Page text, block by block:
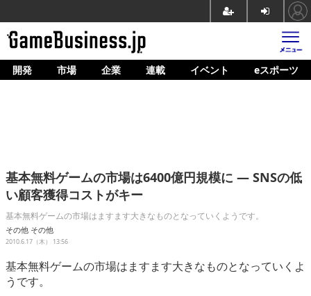
ホーム
企業動向
人材育成
産業政策
連載
開発 市場 企業 連載 イベント eスポーツ
基本無料ゲームの市場は6400億円規模に ― SNSの低
い顧客獲得コストがキー
基本無料ゲームの市場はますます大きなものとなっていくようです。
その他 その他
2010.6.17（木） 13:56
基本無料ゲームの市場はますます大きなものとなっていくよ
うです。